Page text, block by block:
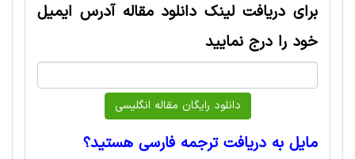
برای دریافت لینک دانلود مقاله آدرس ایمیل
خود را درج نمایید
مایل به دریافت ترجمه فارسی هستید؟